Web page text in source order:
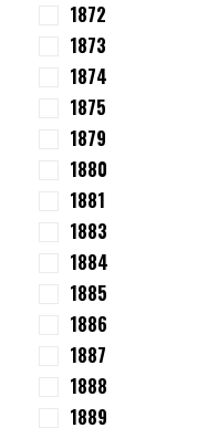
1872
1873
1874
1875
1879
1880
1881
1883
1884
1885
1886
1887
1888
1889